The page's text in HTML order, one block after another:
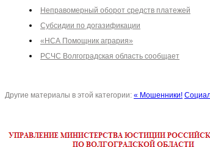
Неправомерный оборот средств платежей
Субсидии по догазификации
«НСА Помощник агрария»
РСЧС Волгоградская область сообщает
Другие материалы в этой категории: « Мошенники!